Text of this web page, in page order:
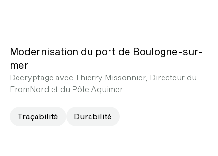
Modernisation du port de Boulogne-sur-
mer
Décryptage avec Thierry Missonnier, Directeur du
FromNord et du Pôle Aquimer.
Traçabilité Durabilité